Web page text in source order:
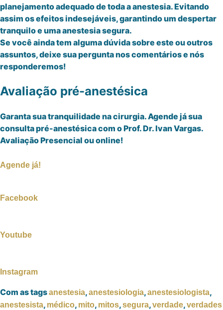
planejamento adequado de toda a anestesia. Evitando
assim os efeitos indesejáveis, garantindo um despertar
tranquilo e uma anestesia segura.
Se você ainda tem alguma dúvida sobre este ou outros
assuntos, deixe sua pergunta nos comentários e nós
responderemos!
Avaliação pré-anestésica
Garanta sua tranquilidade na cirurgia. Agende já sua
consulta pré-anestésica com o Prof. Dr. Ivan Vargas.
Avaliação Presencial ou online!
Agende já!
Facebook
Youtube
Instagram
Com as tagsanestesia,anestesiologia,anestesiologista,
anestesista, médico, mito, mitos,segura,verdade,verdades